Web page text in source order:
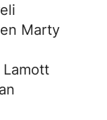
Marty
Lamott